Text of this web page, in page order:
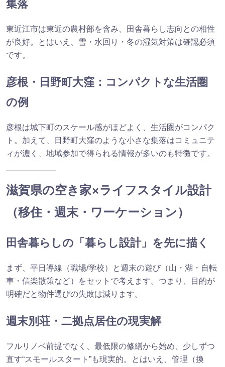
集落
東近江市は東近の農村部を含み、田舎暮らし志向との相性
が良好。とはいえ、雪・水回り・冬の湿気対策は確認必須
です。
彦根・日野町大窪：コンパクトな生活圏
の例
彦根は城下町のスケール感がほどよく、生活圏がコンパク
ト。加えて、日野町大窪のような小さな集落はコミュニテ
ィが濃く、地域参加で得られる情報が多いのも特徴です。
滋賀県の空き家×ライフスタイル設計
（移住・週末・ワーケーション）
田舎暮らしの「暮らし設計」を先に描く
まず、平日導線（職場/学校）と週末の遊び（山・湖・自転
車・信楽散策など）をセットで考えます。つまり、目的が
明確だと物件選びの失敗は減ります。
週末別荘・二拠点居住の現実解
フルリノベ前提でなく、最低限の修繕から始め、少しずつ
直す“スモールスタート”も現実的。とはいえ、管理（換